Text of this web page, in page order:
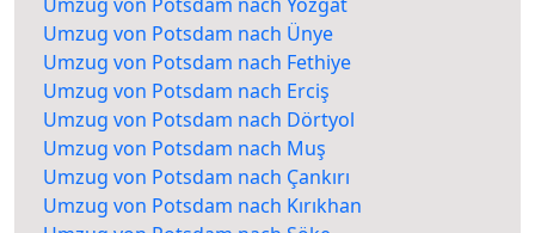
Umzug von Potsdam nach Ünye
Umzug von Potsdam nach Fethiye
Umzug von Potsdam nach Erciş
Umzug von Potsdam nach Dörtyol
Umzug von Potsdam nach Muş
Umzug von Potsdam nach Çankırı
Umzug von Potsdam nach Kırıkhan